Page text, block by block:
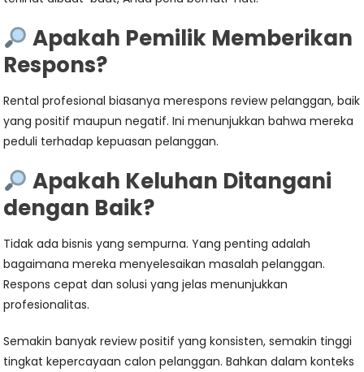
Apakah Pemilik Memberikan
Respons?
Rental profesional biasanya merespons review pelanggan, baik
yang positif maupun negatif. Ini menunjukkan bahwa mereka
peduli terhadap kepuasan pelanggan.
Apakah Keluhan Ditangani
dengan Baik?
Tidak ada bisnis yang sempurna. Yang penting adalah
bagaimana mereka menyelesaikan masalah pelanggan.
Respons cepat dan solusi yang jelas menunjukkan
profesionalitas.
Semakin banyak review positif yang konsisten, semakin tinggi
tingkat kepercayaan calon pelanggan. Bahkan dalam konteks